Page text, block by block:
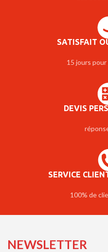
SATISFAIT
15 jours
DEVIS
SERVICE
100% de
NEWSLETTER